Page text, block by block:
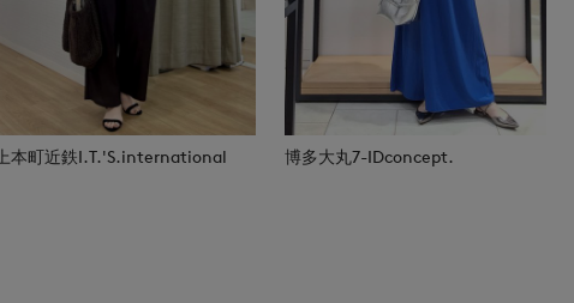
上本町近鉄I.T.'S.international 博多大丸7-IDconcept.